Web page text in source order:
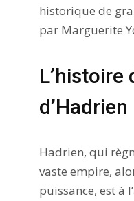
historique de
par Marguerite
L’histoire
d’Hadrien
Hadrien, qui
vaste empire,
puissance, est à